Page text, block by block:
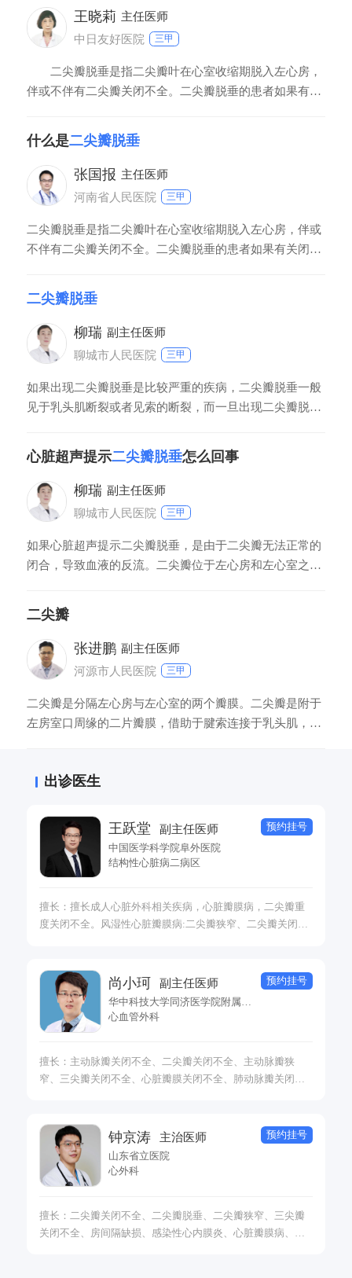
变，这种情况属于先天性的二尖瓣脱垂，也就是原发性的
二尖
王晓莉 主任医师
中日友好医院
三甲
二尖瓣脱垂是指二尖瓣叶在心室收缩期脱入左心房，
伴或不伴有二尖瓣关闭不全。二尖瓣脱垂的患者如果有关
差，最后需要做手术进行治疗。 二尖瓣脱垂是指二尖
瓣叶在心室收缩期脱入左心房，伴或不伴有二尖瓣关闭不
全。二尖瓣脱垂的患者如果有关闭不全的情况，则心脏会
什么是二尖瓣脱垂
张国报 主任医师
河南省人民医院
三甲
二尖瓣脱垂是指二尖瓣叶在心室收缩期脱入左心房，伴或
不伴有二尖瓣关闭不全。二尖瓣脱垂的患者如果有关闭不
最后需要做手术进行治疗。二尖瓣脱垂的原因有很多，如
先天性发育不良、冠心病引起的腱索的乳头肌缺血等。
二尖瓣脱垂
柳瑞 副主任医师
聊城市人民医院
三甲
如果出现二尖瓣脱垂是比较严重的疾病，二尖瓣脱垂一般
见于乳头肌断裂或者见索的断裂，而一旦出现二尖瓣脱
瓣膜无法有效地闭合，而导致大量的血液重新回到了左心
房，会造成心脏负担的加重，进而影响心脏的收缩以及舒
张的功能。所以一旦出现二尖瓣脱垂，应该及时的前往医
院进行治疗。
心脏超声提示二尖瓣脱垂怎么回事
柳瑞 副主任医师
聊城市人民医院
三甲
如果心脏超声提示二尖瓣脱垂，是由于二尖瓣无法正常的
闭合，导致血液的反流。二尖瓣位于左心房和左心室之
瓣关闭，防止血液倒流；如果出现脱垂，无法正常的闭
合，血液反流造成心脏功能衰竭，所以一旦出现这种情
况，应该立即住院治疗。
二尖瓣
张进鹏 副主任医师
河源市人民医院
三甲
二尖瓣是分隔左心房与左心室的两个瓣膜。二尖瓣是附于
左房室口周缘的二片瓣膜，借助于腱索连接于乳头肌，有
动。当二尖瓣出现病变时可出现二尖瓣狭窄或者二尖瓣关
心脏彩超进一步明确。
出诊医生
王跃堂 副主任医师
中国医学科学院阜外医院
结构性心脏病二病区
预约挂号
擅长：擅长成人心脏外科相关疾病，心脏瓣膜病，二尖瓣重
度关闭不全。风湿性心脏瓣膜病:二尖瓣狭窄、二尖瓣关闭不
脉弓动脉瘤等，具备优质的临床诊疗经验。尤其擅长应用多
支动脉行冠状动脉搭桥手术，具备丰富的临床工作经验。
尚小珂 副主任医师
华中科技大学同济医学院附属协和医院
心血管外科
预约挂号
擅长：主动脉瓣关闭不全、二尖瓣关闭不全、主动脉瓣狭
窄、三尖瓣关闭不全、心脏瓣膜关闭不全、肺动脉瓣关闭不
法洛四联症、动脉导管未闭、艾森门格综合征、先天性肺动
脉瓣狭窄等。
钟京涛 主治医师
山东省立医院
心外科
预约挂号
擅长：二尖瓣关闭不全、二尖瓣脱垂、二尖瓣狭窄、三尖瓣
关闭不全、房间隔缺损、感染性心内膜炎、心脏瓣膜病、先